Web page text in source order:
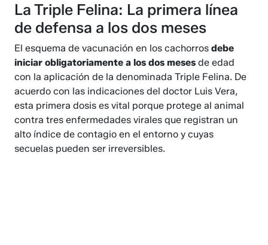
La Triple Felina: La primera línea
de defensa a los dos meses
El esquema de vacunación en los cachorros debe
iniciar obligatoriamente a los dos meses de edad
con la aplicación de la denominada Triple Felina. De
acuerdo con las indicaciones del doctor Luis Vera,
esta primera dosis es vital porque protege al animal
contra tres enfermedades virales que registran un
alto índice de contagio en el entorno y cuyas
secuelas pueden ser irreversibles.